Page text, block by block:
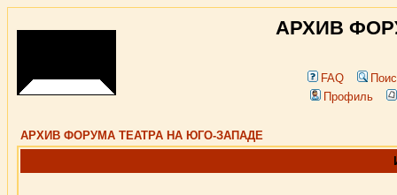
АРХИВ
FAQ
Профиль
АРХИВ ФОРУМА ТЕАТРА НА ЮГО-ЗАПАДЕ